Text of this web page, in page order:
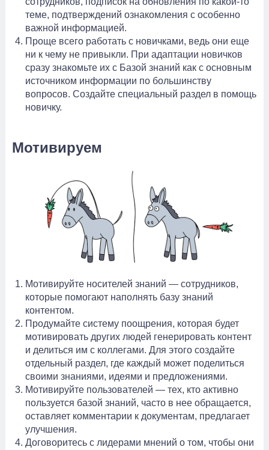
теме, подтверждений ознакомления с особенно
важной информацией.
Проще всего работать с новичками, ведь они еще
ни к чему не привыкли. При адаптации новичков
сразу знакомьте их с Базой знаний как с основным
источником информации по большинству
вопросов. Создайте специальный раздел в помощь
новичку.
Мотивируем
Мотивируйте носителей знаний — сотрудников,
которые помогают наполнять базу знаний
контентом.
Продумайте систему поощрения, которая будет
мотивировать других людей генерировать контент
и делиться им с коллегами. Для этого создайте
отдельный раздел, где каждый может поделиться
своими знаниями, идеями и предложениями.
Мотивируйте пользователей — тех, кто активно
пользуется базой знаний, часто в нее обращается,
оставляет комментарии к документам, предлагает
улучшения.
Договоритесь с лидерами мнений о том, чтобы они